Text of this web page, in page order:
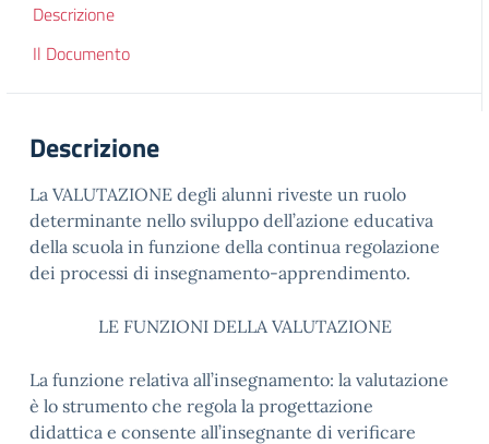
Descrizione
Il Documento
Descrizione
La VALUTAZIONE degli alunni riveste un ruolo
determinante nello sviluppo dell’azione educativa
della scuola in funzione della continua regolazione
dei processi di insegnamento-apprendimento.
LE FUNZIONI DELLA VALUTAZIONE
La funzione relativa all’insegnamento: la valutazione
è lo strumento che regola la progettazione
didattica e consente all’insegnante di verificare